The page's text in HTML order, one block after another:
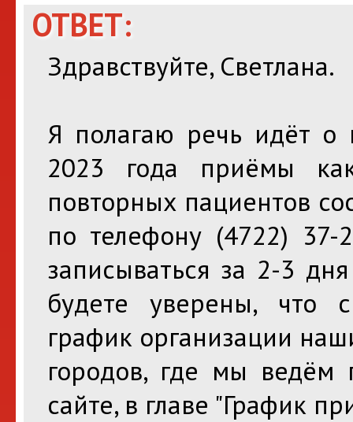
ОТВЕТ:
Здравствуйте, Светлана.
Я полагаю речь идёт о
2023 года приёмы
повторных пациентов
по телефону (4722) 37-
записываться за 2-3
будете уверены, что
график организации
городов, где мы
сайте, в главе "График